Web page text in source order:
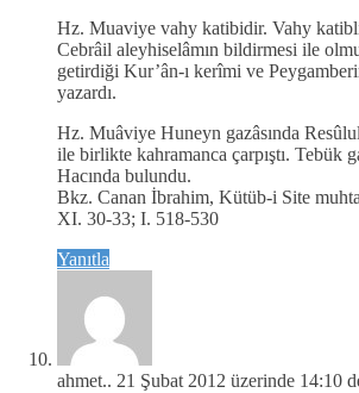
Hz. Muaviye vahy katibidir. Vahy
Cebrâil aleyhiselâmın bildirmesi ile
getirdiği Kur’ân-ı kerîmi ve
yazardı.
Hz. Muâviye Huneyn gazâsında
ile birlikte kahramanca çarpıştı. Tebük
Hacında bulundu.
Bkz. Canan İbrahim, Kütüb-i Site
XI. 30-33; I. 518-530
Yanıtla
ahmet.. 21 Şubat 2012 üzerinde 14:10